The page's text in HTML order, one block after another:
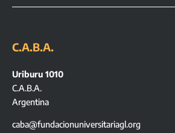
C.A.B.A.
Uriburu 1010
C.A.B.A.
Argentina
caba@fundacionuniversitariagl.org